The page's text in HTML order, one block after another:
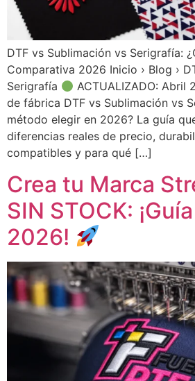
DTF vs Sublimación vs Serigrafía:
Comparativa 2026 Inicio › Blog ›
Serigrafía
ACTUALIZADO:
de fábrica DTF vs Sublimación vs
método elegir en 2026? La guía
diferencias reales de precio,
compatibles y para qué […]
Crea tu Marca
SIN STOCK:
2026!